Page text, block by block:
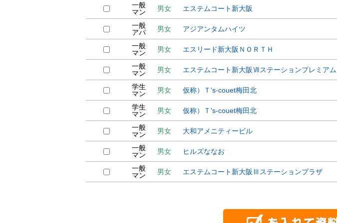
一般
マン
男女 エステムコート新大阪
一般
アパ
男女 アジアンタムハイツ
一般
マン
男女 エスリード新大阪ＮＯＲＴＨ
一般
マン
男女 エステムコート新大阪Ⅶステーションプレミアム
学生
マン
男女 仮称）Ｔ's-couet梅田北
学生
マン
男女 仮称）Ｔ's-couet梅田北
一般
マン
男女 大和アメニティービル
一般
マン
男女 ヒルズななお
一般
マン
男女 エステムコート新大阪Ⅲステーションプラザ